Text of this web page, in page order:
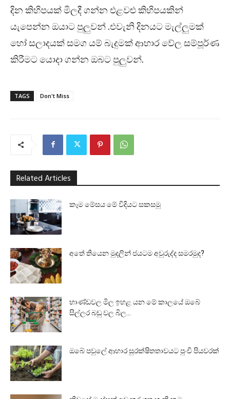
දින කිහිපයක් මිලදී ගන්න එළවළු කිහිපයකින්
යැපෙන්න ඔයාට පුලුවන් .එවැනි දිනයට මැල්ලුමක්
හෝ සලාදයක් සමග යම් බැදුමක් ආහාර වේල සම්පූර්ණ
කිරීමට යොදා ගන්න ඔබට පුලුවන්.
TAGS Don't Miss
Related Articles
කෑම මේසය මේ විදියට සකසමු
අතේ තියෙන මුදලින් ජයටම අවුරුද්ද සමරමුද?
භාණ්ඩවල මිල ඉහළ යන මේ කාලයේ ඔබේ
සිල්ලර බඩු වල බිල...
ඔබේ පවුලේ ආහාර සුරක්‌ෂිතතාවයට පුංචි පියවරක්